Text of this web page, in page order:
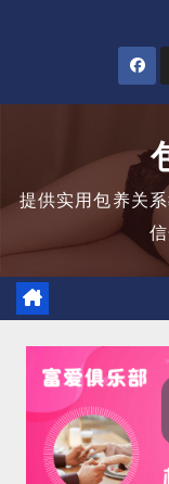
提供实用包养关